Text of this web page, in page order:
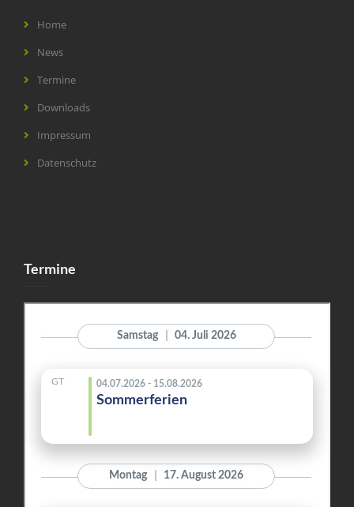
Home
News
Termine
Downloads
Impressum
Datenschutz
Termine